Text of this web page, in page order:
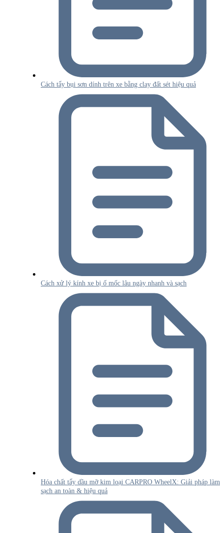
Cách tẩy bụi sơn dính trên xe bằng clay đất sét hiệu quả
Cách xử lý kính xe bị ố mốc lâu ngày nhanh và sạch
Hóa chất tẩy dầu mỡ kim loại CARPRO WheelX: Giải pháp làm
sạch an toàn & hiệu quả